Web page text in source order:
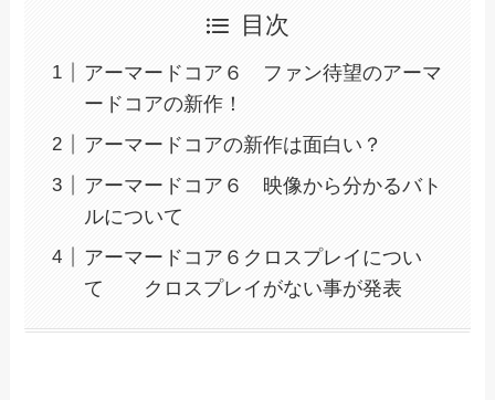
目次
アーマードコア６ ファン待望のアーマ
ードコアの新作！
アーマードコアの新作は面白い？
アーマードコア６ 映像から分かるバト
ルについて
アーマードコア６クロスプレイについ
て クロスプレイがない事が発表